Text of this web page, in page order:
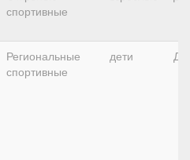
спортивные
Региональные
спортивные
дети